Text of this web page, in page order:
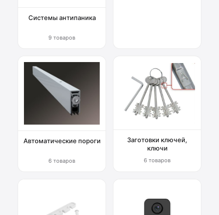
Системы антипаника
9 товаров
Автоматические пороги
6 товаров
Заготовки ключей,
ключи
6 товаров